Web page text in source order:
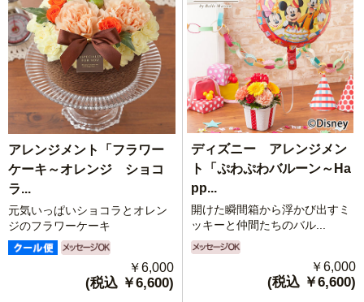
アレンジメント「フラワー
ケーキ～オレンジ ショコ
ラ...
元気いっぱいショコラとオレン
ジのフラワーケーキ
￥6,000
(税込 ￥6,600)
ディズニー アレンジメン
ト「ぷわぷわバルーン～Ha
pp...
開けた瞬間箱から浮かび出すミ
ッキーと仲間たちのバル...
￥6,000
(税込 ￥6,600)